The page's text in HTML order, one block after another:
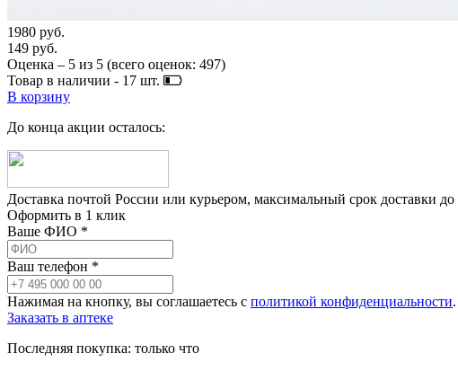
1980 руб.
149 руб.
Оценка – 5 из 5 (всего оценок: 497)
Товар в наличии - 17 шт.
В корзину
До конца акции осталось:
Доставка почтой России или курьером, максимальный срок доставки до
Оформить в 1 клик
Ваше ФИО *
Ваш телефон *
Нажимая на кнопку, вы соглашаетесь с политикой конфиденциальности.
Заказать в аптеке
Последняя покупка: только что